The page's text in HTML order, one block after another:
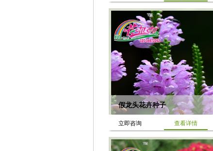
假龙头花卉种子
立即咨询 查看详情